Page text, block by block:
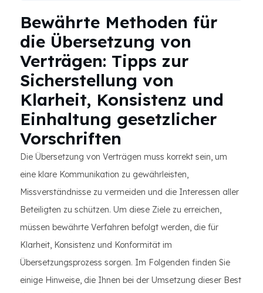
Bewährte Methoden für
die Übersetzung von
Verträgen: Tipps zur
Sicherstellung von
Klarheit, Konsistenz und
Einhaltung gesetzlicher
Vorschriften
Die Übersetzung von Verträgen muss korrekt sein, um
eine klare Kommunikation zu gewährleisten,
Missverständnisse zu vermeiden und die Interessen aller
Beteiligten zu schützen. Um diese Ziele zu erreichen,
müssen bewährte Verfahren befolgt werden, die für
Klarheit, Konsistenz und Konformität im
Übersetzungsprozess sorgen. Im Folgenden finden Sie
einige Hinweise, die Ihnen bei der Umsetzung dieser Best